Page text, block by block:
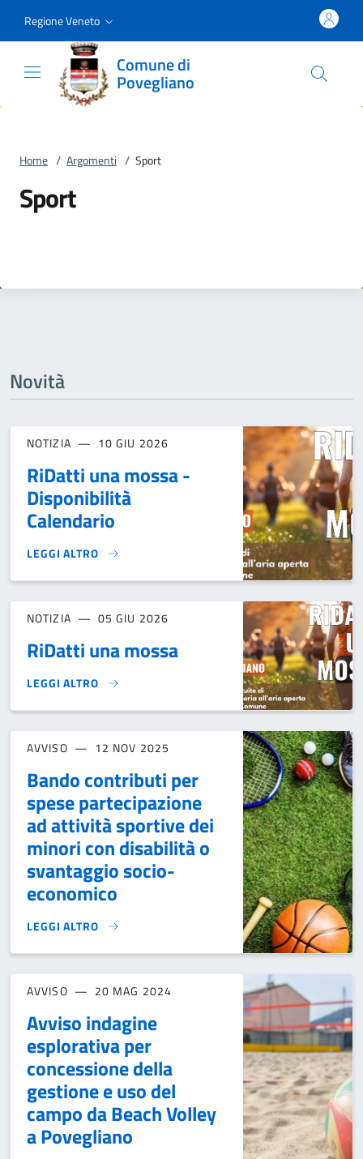
Regione Veneto
Comune di
Povegliano
Home / Argomenti / Sport
Sport
Novità
NOTIZIA 10 GIU 2026
RiDatti una mossa -
Disponibilità
Calendario
LEGGI ALTRO
RIDATTI UNA MOSSA - DISPONIBILITÀ CALENDARIO}
NOTIZIA 05 GIU 2026
RiDatti una mossa
LEGGI ALTRO
RIDATTI UNA MOSSA }
AVVISO 12 NOV 2025
Bando contributi per
spese partecipazione
ad attività sportive dei
minori con disabilità o
svantaggio socio-
economico
LEGGI ALTRO
BANDO CONTRIBUTI PER SPESE PARTECIPAZIONE AD
AVVISO 20 MAG 2024
Avviso indagine
esplorativa per
concessione della
gestione e uso del
campo da Beach Volley
a Povegliano